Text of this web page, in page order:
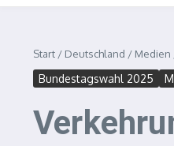
Start / Deutschland / Medien
Bundestagswahl 2025